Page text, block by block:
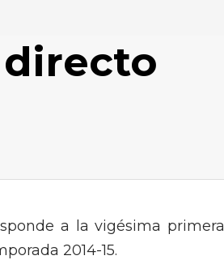
directo
a la vigésima primera
2014-15.